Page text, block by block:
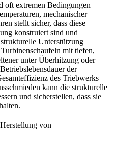
oft extremen Bedingungen
mechanischer
stellt sicher, dass diese
konstruiert sind und
Unterstützung
mit tiefen,
unter Überhitzung oder
der
des Triebwerks
kann die strukturelle
und sicherstellen, dass sie
von